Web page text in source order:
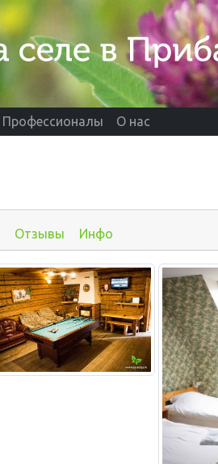
Профессионалы О нас
Отзывы Инфо